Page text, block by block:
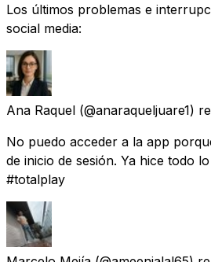
Los últimos problemas e
social media:
Ana Raquel (@anaraqueljuare1)
No puedo acceder a la app
de inicio de sesión. Ya hice todo
#totalplay